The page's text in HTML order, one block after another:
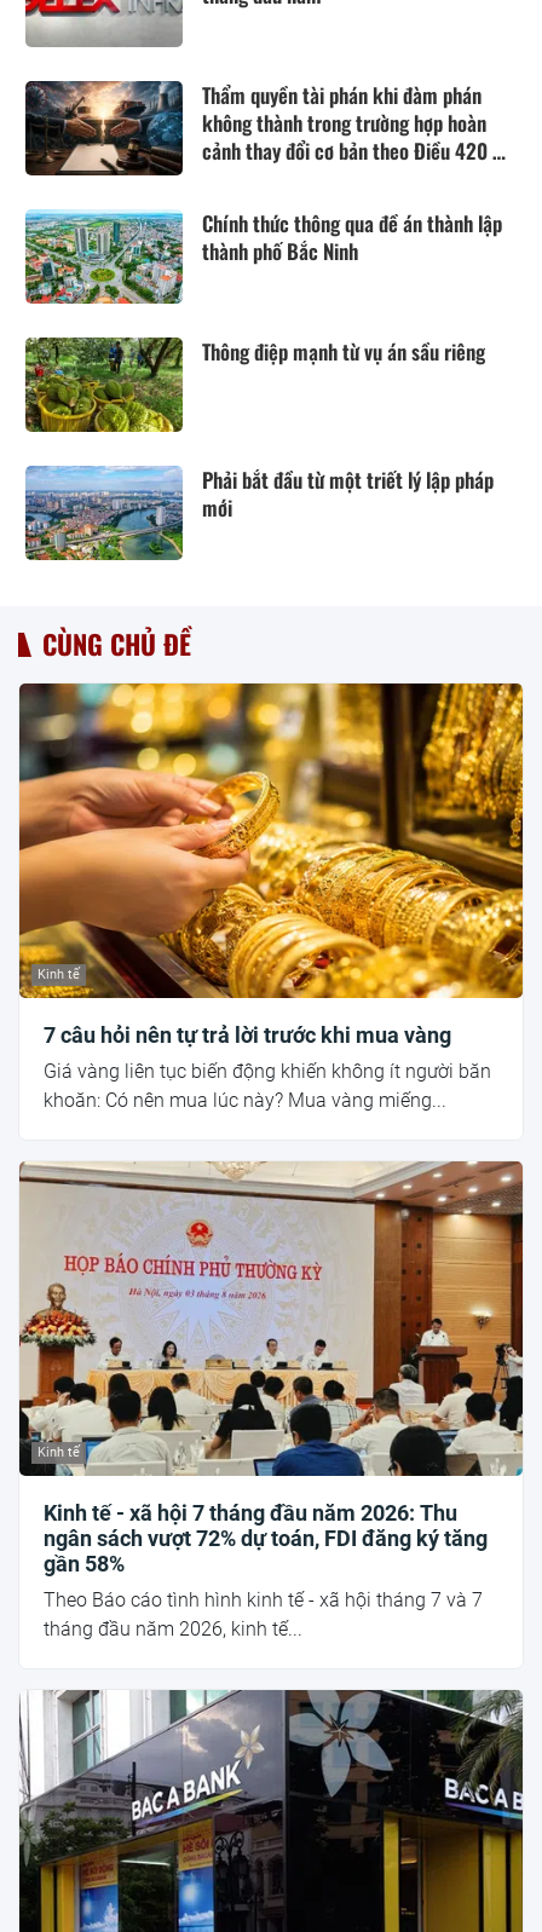
Thẩm quyền tài phán khi đàm phán
không thành trong trường hợp hoàn
cảnh thay đổi cơ bản theo Điều 420 Bộ
Chính thức thông qua đề án thành lập
thành phố Bắc Ninh
Thông điệp mạnh từ vụ án sầu riêng
Phải bắt đầu từ một triết lý lập pháp
mới
CÙNG CHỦ ĐỀ
Kinh tế
7 câu hỏi nên tự trả lời trước khi mua vàng
Giá vàng liên tục biến động khiến không ít người băn
khoăn: Có nên mua lúc này? Mua vàng miếng...
Kinh tế
Kinh tế - xã hội 7 tháng đầu năm 2026: Thu
ngân sách vượt 72% dự toán, FDI đăng ký tăng
gần 58%
Theo Báo cáo tình hình kinh tế - xã hội tháng 7 và 7
tháng đầu năm 2026, kinh tế...